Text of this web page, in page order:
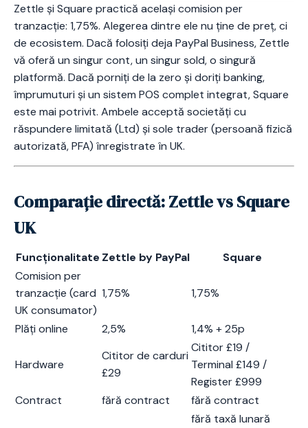
Zettle și Square practică același comision per
tranzacție: 1,75%. Alegerea dintre ele nu ține de preț, ci
de ecosistem. Dacă folosiți deja PayPal Business, Zettle
vă oferă un singur cont, un singur sold, o singură
platformă. Dacă porniți de la zero și doriți banking,
împrumuturi și un sistem POS complet integrat, Square
este mai potrivit. Ambele acceptă societăți cu
răspundere limitată (Ltd) și sole trader (persoană fizică
autorizată, PFA) înregistrate în UK.
Comparație directă: Zettle vs Square
UK
Funcționalitate Zettle by PayPal
Square
Comision per
tranzacție (card
UK consumator)
1,75% 1,75%
Plăți online 2,5% 1,4% + 25p
Hardware
Cititor de carduri
£29
Cititor £19 /
Terminal £149 /
Register £999
Contract
fără contract fără contract
fără taxă lunară